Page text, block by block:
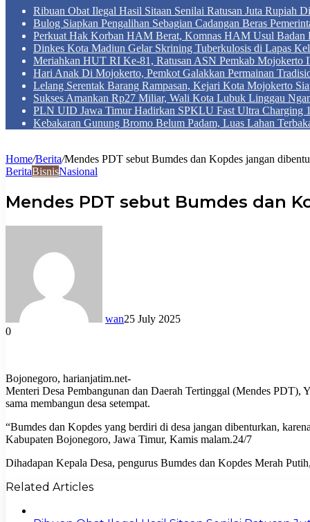
Ribuan Obat Ilegal Hasil Sitaan Senilai Ratusan Juta Rupiah
Bulog Siapkan Pengalihan Sebagian Cadangan Beras
Perkuat Hak Korban HAM Berat, Komnas HAM Usul Badan
Dinkes Kota Madiun Gelar Skrining Tuberkulosis di Lapas
Meriahkan HUT RI Ke-81, Ratusan ASN Pemkab Mojokerto
Hari Anak Di Mojokerto, Pemkot Galakkan Permainan
Lelang Serentak Barang Rampasan, Kejari Kota Mojokerto
Sukses Amankan Rp27 Miliar, Wali Kota Lubuk Linggau
PLN UID Jawa Timur Hadirkan SPKLU Fast Ultra Charging
Kebakaran Gunung Bromo Belum Padam, Luas Lahan
Home/Berita/Mendes PDT sebut Bumdes dan Kopdes jangan
BeritaBisnisNasional
Mendes PDT sebut Bumdes dan
wan25 July 2025
0
Bojonegoro, harianjatim.net-
Menteri Desa Pembangunan dan Daerah Tertinggal (Mendes PDT),
sama membangun desa setempat.
“Bumdes dan Kopdes yang berdiri di desa jangan dibenturkan,
Kabupaten Bojonegoro, Jawa Timur, Kamis malam.24/7
Dihadapan Kepala Desa, pengurus Bumdes dan Kopdes Merah
Related Articles